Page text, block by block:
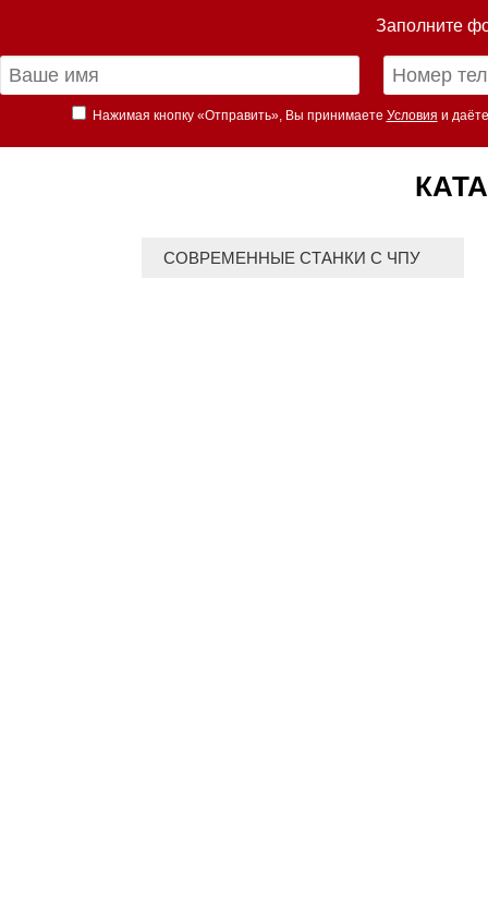
Заполните
Нажимая кнопку «Отправить», Вы принимаете Условия и
СОВРЕМЕННЫЕ СТАНКИ С ЧПУ